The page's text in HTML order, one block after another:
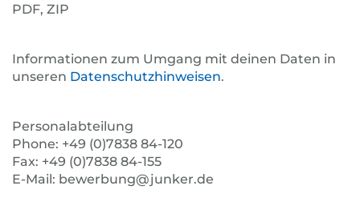
PDF, ZIP
Informationen zum Umgang mit deinen Daten in
unseren Datenschutzhinweisen.
Personalabteilung
Phone: +49 (0)7838 84-120
Fax: +49 (0)7838 84-155
E-Mail: bewerbung@junker.de